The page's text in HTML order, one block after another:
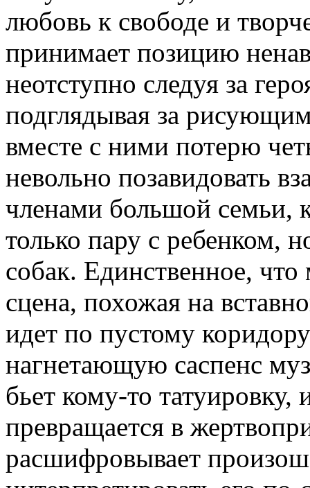
любовь к свободе и
принимает позицию
неотступно следуя за
подглядывая за
вместе с ними потерю
невольно позавидовать
членами большой семьи,
только пару с ребенком,
собак. Единственное,
сцена, похожая на
идет по пустому
нагнетающую саспенс
бьет кому-то татуировку,
превращается в
расшифровывает